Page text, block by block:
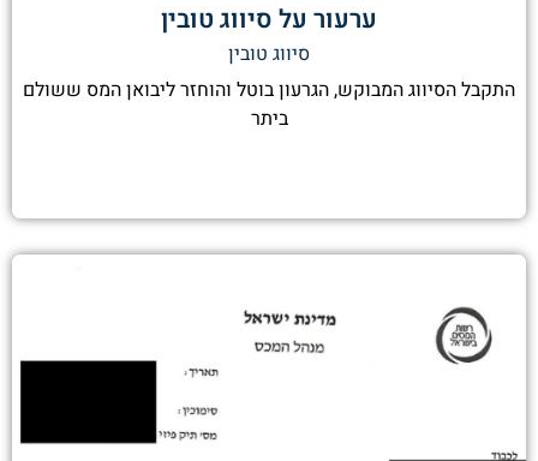
ערעור על סיווג טובין
סיווג טובין
התקבל הסיווג המבוקש, הגרעון בוטל והוחזר ליבואן המס ששולם
ביתר